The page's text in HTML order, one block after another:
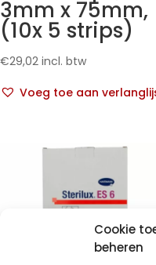
Cookie
beheren
3mm x 75mm,
(10x 5 strips)
€29,02 incl. btw
Voeg toe aan